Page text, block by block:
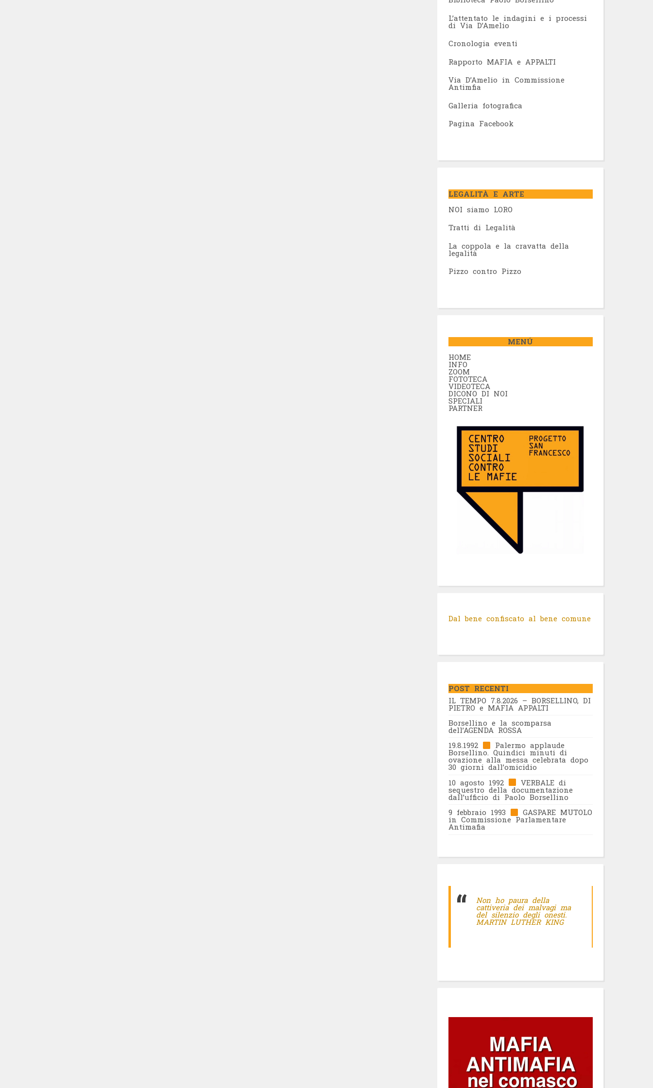
L’attentato le indagini e i processi
di Via D’Amelio
Cronologia eventi
Rapporto MAFIA e APPALTI
Via D’Amelio in Commissione
Antimfia
Galleria fotografica
Pagina Facebook
LEGALITÀ E ARTE
NOI siamo LORO
Tratti di Legalità
La coppola e la cravatta della
legalità
Pizzo contro Pizzo
MENÚ
HOME
INFO
ZOOM
FOTOTECA
VIDEOTECA
DICONO DI NOI
SPECIALI
PARTNER
Dal bene confiscato al bene comune
POST RECENTI
IL TEMPO 7.8.2026 – BORSELLINO, DI
PIETRO e MAFIA APPALTI
Borsellino e la scomparsa
dell’AGENDA ROSSA
19.8.1992
Palermo applaude
Borsellino. Quindici minuti di
ovazione alla messa celebrata dopo
30 giorni dall’omicidio
10 agosto 1992
VERBALE di
sequestro della documentazione
dall’ufficio di Paolo Borsellino
9 febbraio 1993
GASPARE MUTOLO
in Commissione Parlamentare
Antimafia
Non ho paura della
cattiveria dei malvagi ma
del silenzio degli onesti.
MARTIN LUTHER KING